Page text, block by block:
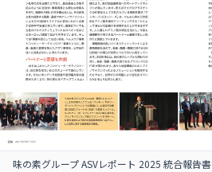
味の素グループ ASVレポート 2025 統合報告書